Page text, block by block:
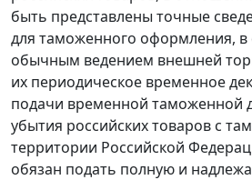
быть представлены точные
для таможенного оформления, в
обычным ведением внешней
их периодическое временное
подачи временной таможенной
убытия российских товаров с
территории Российской
обязан подать полную и